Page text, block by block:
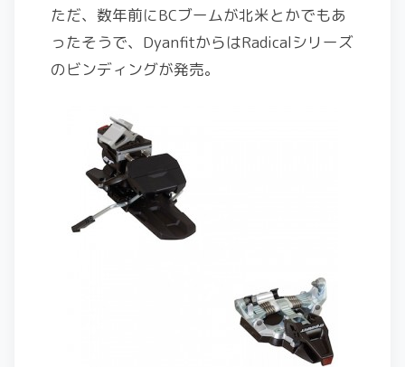
ただ、数年前にBCブームが北米とかでもあ
ったそうで、DyanfitからはRadicalシリーズ
のビンディングが発売。